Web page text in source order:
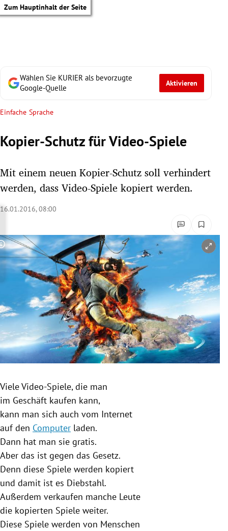
Zum Hauptinhalt der Seite
Untermenü
Untermenü
Untermenü
Untermenü
Untermenü
Untermenü
Untermenü
Untermenü
Untermenü
Untermenü
Wählen Sie KURIER als bevorzugte
Google-Quelle
Aktivieren
Einfache Sprache
Kopier-Schutz für Video-Spiele
Mit einem neuen Kopier-Schutz soll verhindert
werden, dass Video-Spiele kopiert werden.
16.01.2016, 08:00
Copyright-Hinweis öffnen/schließen
Viele Video-Spiele, die man
im Geschäft kaufen kann,
kann man sich auch vom Internet
auf den Computer laden.
Dann hat man sie gratis.
Aber das ist gegen das Gesetz.
Denn diese Spiele werden kopiert
und damit ist es Diebstahl.
Außerdem verkaufen manche Leute
die kopierten Spiele weiter.
Diese Spiele werden von Menschen